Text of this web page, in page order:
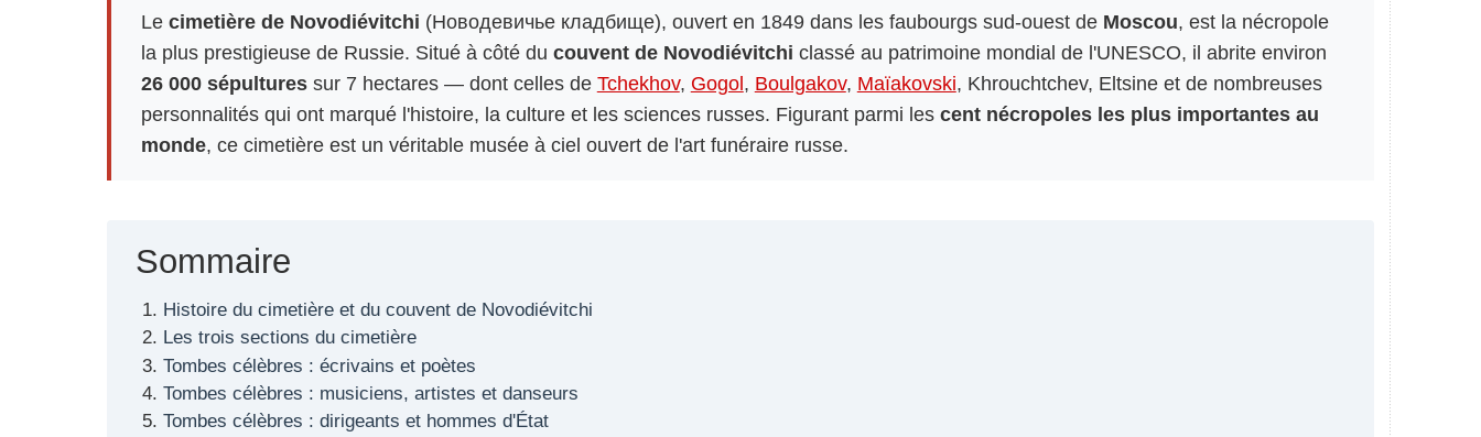
Le cimetière de Novodiévitchi (Новодевичье кладбище), ouvert en 1849 dans les faubourgs sud-ouest de Moscou, est la nécropole
la plus prestigieuse de Russie. Situé à côté du couvent de Novodiévitchi classé au patrimoine mondial de l'UNESCO, il abrite environ
26 000 sépulturessur 7 hectares — dont celles de Tchekhov, Gogol , Boulgakov, Maïakovski, Khrouchtchev, Eltsine et de nombreuses
personnalités qui ont marqué l'histoire, la culture et les sciences russes. Figurant parmi les cent nécropoles les plus importantes au
monde, ce cimetière est un véritable musée à ciel ouvert de l'art funéraire russe.
Sommaire
Histoire du cimetière et du couvent de Novodiévitchi
Les trois sections du cimetière
Tombes célèbres : écrivains et poètes
Tombes célèbres : musiciens, artistes et danseurs
Tombes célèbres : dirigeants et hommes d'État